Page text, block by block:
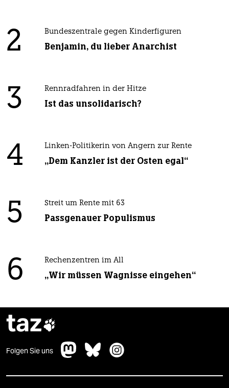
2 Bundeszentrale gegen Kinderfiguren
Benjamin, du lieber Anarchist
3 Rennradfahren in der Hitze
Ist das unsolidarisch?
4 Linken-Politikerin von Angern zur Rente
„Dem Kanzler ist der Osten egal“
5 Streit um Rente mit 63
Passgenauer Populismus
6 Rechenzentren im All
„Wir müssen Wagnisse eingehen“
taz
Folgen Sie uns